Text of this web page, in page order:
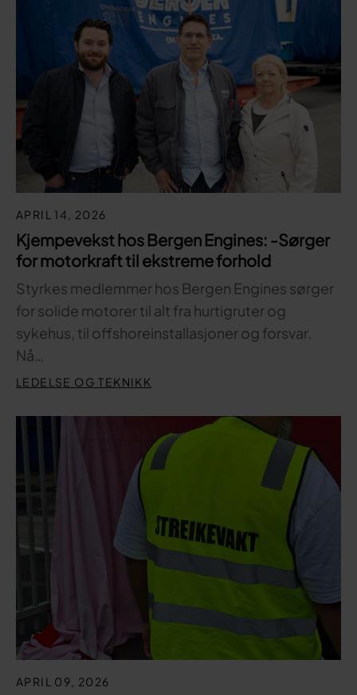
APRIL 14, 2026
Kjempevekst hos Bergen Engines: -Sørger
for motorkraft til ekstreme forhold
Styrkes medlemmer hos Bergen Engines sørger
for solide motorer til alt fra hurtigruter og
sykehus, til offshoreinstallasjoner og forsvar.
Nå…
LEDELSE OG TEKNIKK
APRIL 09, 2026